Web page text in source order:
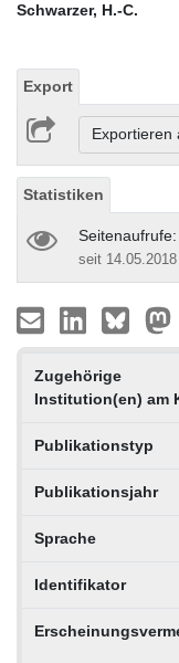
Schwarzer, H.-C.
Export
Statistiken
Seitenaufrufe:
seit 14.05.2018
Zugehörige
Institution(en) am
Publikationstyp
Publikationsjahr
Sprache
Identifikator